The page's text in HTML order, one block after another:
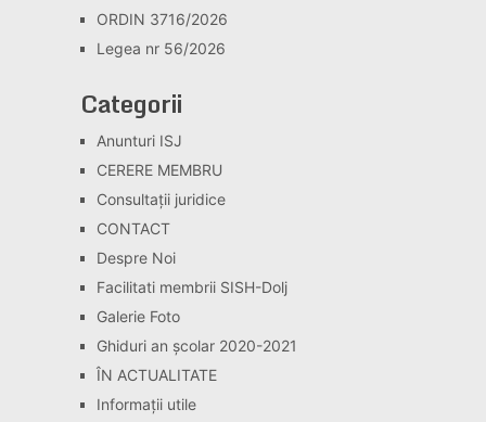
ORDIN 3716/2026
Legea nr 56/2026
Categorii
Anunturi ISJ
CERERE MEMBRU
Consultaţii juridice
CONTACT
Despre Noi
Facilitati membrii SISH-Dolj
Galerie Foto
Ghiduri an școlar 2020-2021
ÎN ACTUALITATE
Informaţii utile